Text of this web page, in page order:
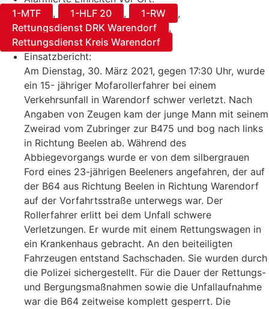
1-MTF
, 1-HLF 20 , 1-RW
,
Rettungsdienst DRK Warendorf
,
Rettungsdienst Kreis Warendorf
Einsatzbericht:
Am Dienstag, 30. März 2021, gegen 17:30 Uhr, wurde
ein 15- jähriger Mofarollerfahrer bei einem
Verkehrsunfall in Warendorf schwer verletzt. Nach
Angaben von Zeugen kam der junge Mann mit seinem
Zweirad vom Zubringer zur B475 und bog nach links
in Richtung Beelen ab. Während des
Abbiegevorgangs wurde er von dem silbergrauen
Ford eines 23-jährigen Beeleners angefahren, der auf
der B64 aus Richtung Beelen in Richtung Warendorf
auf der Vorfahrtsstraße unterwegs war. Der
Rollerfahrer erlitt bei dem Unfall schwere
Verletzungen. Er wurde mit einem Rettungswagen in
ein Krankenhaus gebracht. An den beiteiligten
Fahrzeugen entstand Sachschaden. Sie wurden durch
die Polizei sichergestellt. Für die Dauer der Rettungs-
und Bergungsmaßnahmen sowie die Unfallaufnahme
war die B64 zeitweise komplett gesperrt. Die